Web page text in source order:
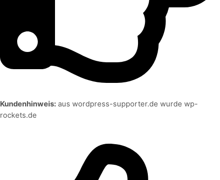
Kundenhinweis: aus wordpress-supporter.de wurde wp-
rockets.de